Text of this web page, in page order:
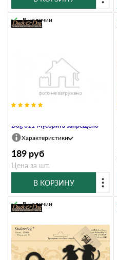
Dog 011 Мусорить запрещено
В наличии
Характеристики
189 руб
Цена за шт.
В КОРЗИНУ
В наличии